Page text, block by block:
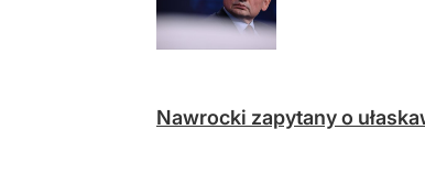
Nawrocki zapytany o